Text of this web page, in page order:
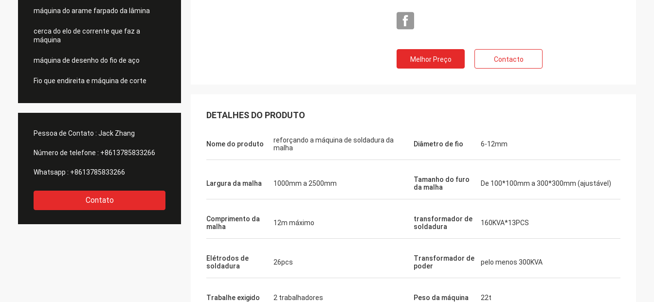
máquina do arame farpado da lâmina
cerca do elo de corrente que faz a
máquina
máquina de desenho do fio de aço
Fio que endireita e máquina de corte
Pessoa de Contato : Jack Zhang
Número de telefone : +8613785833266
Whatsapp : +8613785833266
Contato
Melhor Preço Contacto
DETALHES DO PRODUTO
Nome do produto
reforçando a máquina de soldadura da
malha
Diâmetro de fio 6-12mm
Largura da malha 1000mm a 2500mm
Tamanho do furo
da malha
De 100*100mm a 300*300mm (ajustável)
Comprimento da
malha
12m máximo
transformador de
soldadura
160KVA*13PCS
Elétrodos de
soldadura
26pcs
Transformador de
poder
pelo menos 300KVA
Trabalhe exigido 2 trabalhadores Peso da máquina 22t